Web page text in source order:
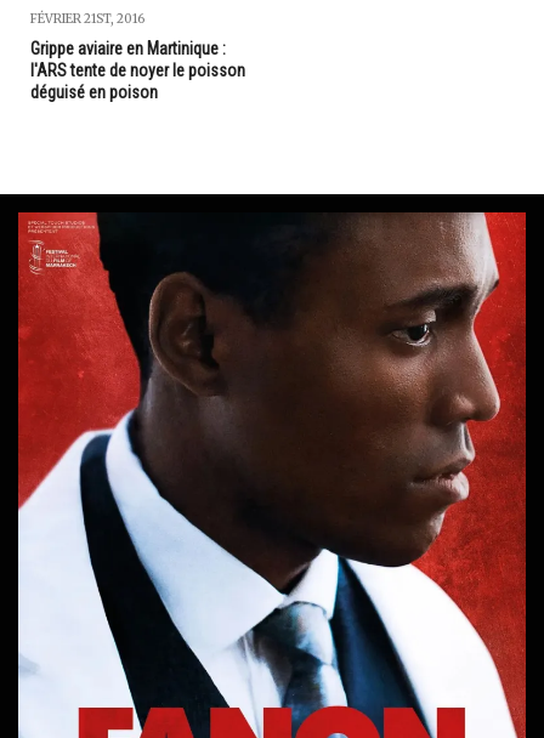
FÉVRIER 21ST, 2016
Grippe aviaire en Martinique :
l'ARS tente de noyer le poisson
déguisé en poison